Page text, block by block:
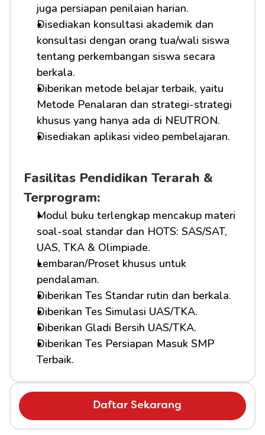
Daftar Sekarang
juga persiapan penilaian harian.
Disediakan konsultasi akademik dan
konsultasi dengan orang tua/wali siswa
tentang perkembangan siswa secara
berkala.
Diberikan metode belajar terbaik, yaitu
Metode Penalaran dan strategi-strategi
khusus yang hanya ada di NEUTRON.
Disediakan aplikasi video pembelajaran.
Fasilitas Pendidikan Terarah &
Terprogram:
Modul buku terlengkap mencakup materi
soal-soal standar dan HOTS: SAS/SAT,
UAS, TKA & Olimpiade.
Lembaran/Proset khusus untuk
pendalaman.
Diberikan Tes Standar rutin dan berkala.
Diberikan Tes Simulasi UAS/TKA.
Diberikan Gladi Bersih UAS/TKA.
Diberikan Tes Persiapan Masuk SMP
Terbaik.